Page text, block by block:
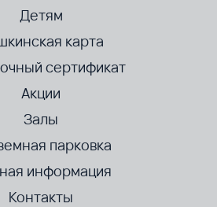
Детям
карта
сертификат
Акции
Залы
парковка
информация
Контакты